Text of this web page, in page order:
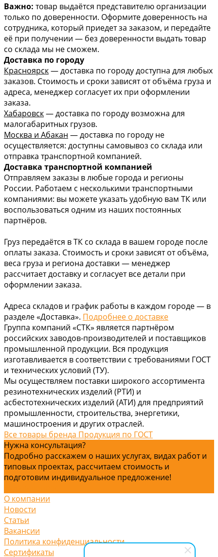
Важно: товар выдаётся представителю организации
только по доверенности. Оформите доверенность на
сотрудника, который приедет за заказом, и передайте
её при получении — без доверенности выдать товар
со склада мы не сможем.
Доставка по городу
Красноярск— доставка по городу доступна для любых
заказов. Стоимость и сроки зависят от объёма груза и
адреса, менеджер согласует их при оформлении
заказа.
Хабаровск— доставка по городу возможна для
малогабаритных грузов.
Москва и Абакан — доставка по городу не
осуществляется: доступны самовывоз со склада или
отправка транспортной компанией.
Доставка транспортной компанией
Отправляем заказы в любые города и регионы
России. Работаем с несколькими транспортными
компаниями: вы можете указать удобную вам ТК или
воспользоваться одним из наших постоянных
партнёров.
Груз передаётся в ТК со склада в вашем городе после
оплаты заказа. Стоимость и сроки зависят от объёма,
веса груза и региона доставки — менеджер
рассчитает доставку и согласует все детали при
оформлении заказа.
Адреса складов и график работы в каждом городе — в
разделе «Доставка». Подробнее о доставке
Группа компаний «СТК» является партнёром
российских заводов-производителей и поставщиков
промышленной продукции. Вся продукция
изготавливается в соответствии с требованиями ГОСТ
и технических условий (ТУ).
Мы осуществляем поставки широкого ассортимента
резинотехнических изделий (РТИ) и
асбестотехнических изделий (АТИ) для предприятий
промышленности, строительства, энергетики,
машиностроения и других отраслей.
Все товары бренда Продукция по ГОСТ
Нужна консультация?
Подробно расскажем о наших услугах, видах работ и
типовых проектах, рассчитаем стоимость и
подготовим индивидуальное предложение!
О компании
Новости
Статьи
Вакансии
Политика конфиденциальности
Сертификаты